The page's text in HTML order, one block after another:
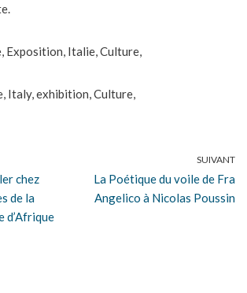
Exposition, Italie, Culture,
Italy, exhibition, Culture,
chez
de la
d’Afrique
SUIVANT
La Poétique du voile de Fra
Angelico à Nicolas Poussin